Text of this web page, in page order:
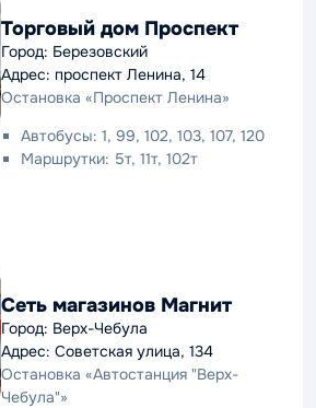
Торговый дом Проспект
Город: Березовский
Адрес: проспект Ленина, 14
Остановка «Проспект Ленина»
Автобусы: 1, 99, 102, 103, 107, 120
Маршрутки: 5т, 11т, 102т
Сеть магазинов Магнит
Город: Верх-Чебула
Адрес: Советская улица, 134
Остановка «Автостанция "Верх-
Чебула"»